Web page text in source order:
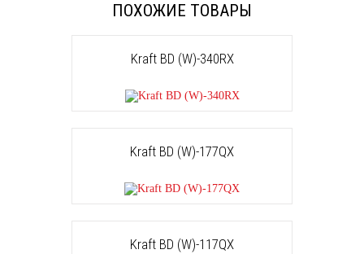
ПОХОЖИЕ ТОВАРЫ
Kraft BD (W)-340RX
Kraft BD (W)-177QX
Kraft BD (W)-117QX